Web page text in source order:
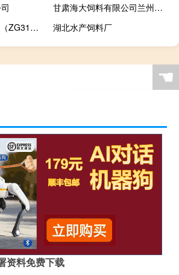
甘肃海大饲料有限公司兰州新区项目
zg310-570硬度国标（ZG310 570硬度）
湖北水产饲料厂
☚
资料免费下载